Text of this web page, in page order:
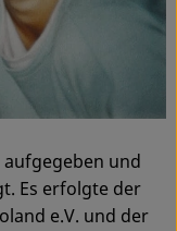
und
Es erfolgte der
e.V. und der